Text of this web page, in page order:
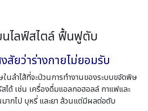
นไลฟ์สไตล์ ฟื้นฟูตับ
สัยว่าร่างกายไม่ยอมรับ
ในลำไส้ที่จะป่วนการทำงานของระบบขจัดพิษ
สได้ เช่น เครื่องดื่มแอลกอฮอลล์ กาแฟและ
ากไป บุหรี่ และยา ล้วนแต่มีผลต่อตับ